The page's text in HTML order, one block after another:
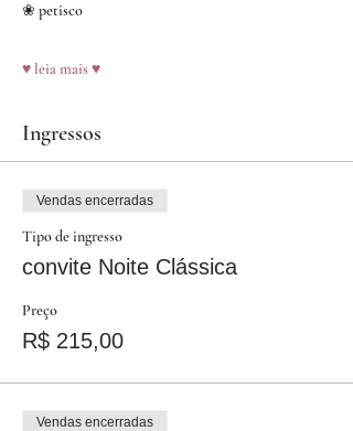
❀ petisco
♥ leia mais ♥
Ingressos
Vendas encerradas
Tipo de ingresso
convite Noite Clássica
Preço
R$ 215,00
Vendas encerradas